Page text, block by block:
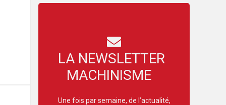
LA NEWSLETTER
MACHINISME
Une fois par semaine, de l’actualité,